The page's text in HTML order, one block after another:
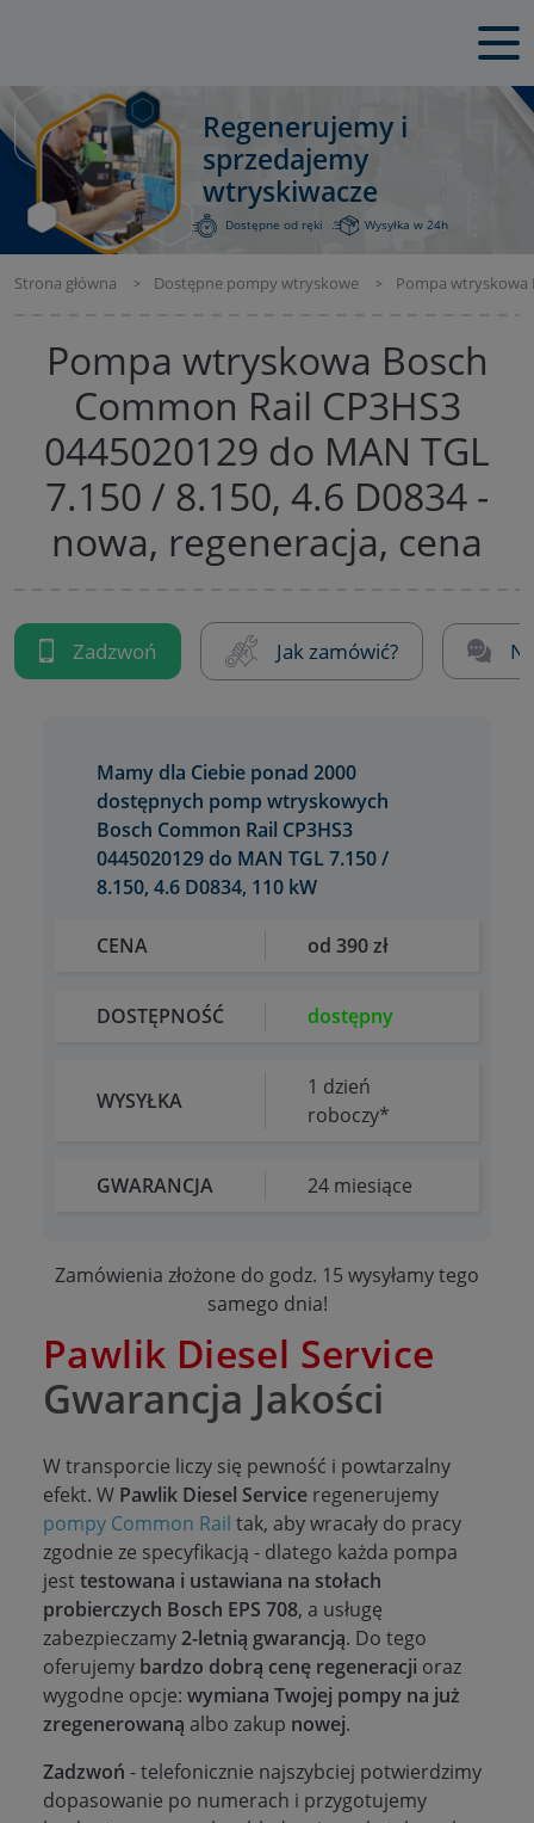
Regenerujemy i
sprzedajemy
wtryskiwacze
Dostępne od ręki Wysyłka w 24h
Strona główna Dostępne pompy wtryskowe Pompa wtryskowa
Pompa wtryskowa Bosch
Common Rail CP3HS3
0445020129 do MAN TGL
7.150 / 8.150, 4.6 D0834 -
nowa, regeneracja, cena
Zadzwoń Jak zamówić?
Mamy dla Ciebie ponad 2000
dostępnych pomp wtryskowych
Bosch Common Rail CP3HS3
0445020129 do MAN TGL 7.150 /
8.150, 4.6 D0834, 110 kW
CENA od 390 zł
DOSTĘPNOŚĆ dostępny
WYSYŁKA
1 dzień
roboczy*
GWARANCJA 24 miesiące
Zamówienia złożone do godz. 15 wysyłamy tego
samego dnia!
Pawlik Diesel Service
Gwarancja Jakości
W transporcie liczy się pewność i powtarzalny
efekt. W Pawlik Diesel Service regenerujemy
pompy Common Rail tak, aby wracały do pracy
zgodnie ze specyfikacją - dlatego każda pompa
jesttestowana i ustawiana na stołach
probierczych Bosch EPS 708, a usługę
zabezpieczamy2-letnią gwarancją. Do tego
oferujemy bardzo dobrą cenę regeneracji oraz
wygodne opcje: wymiana Twojej pompy na już
zregenerowaną albo zakup nowej.
Zadzwoń - telefonicznie najszybciej potwierdzimy
dopasowanie po numerach i przygotujemy